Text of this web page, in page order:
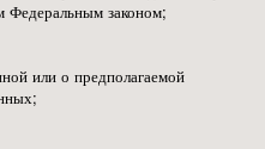
Федеральным законом;
или о предполагаемой